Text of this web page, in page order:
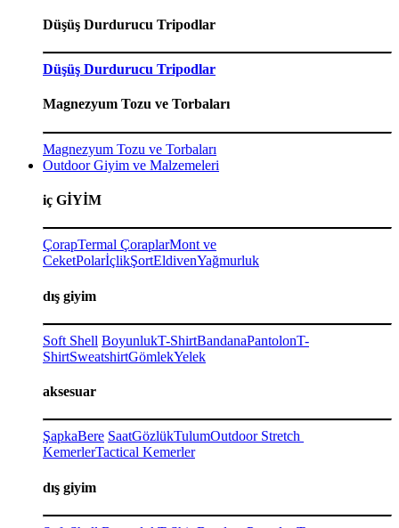
Düşüş Durdurucu Tripodlar
Düşüş Durdurucu Tripodlar
Magnezyum Tozu ve Torbaları
Magnezyum Tozu ve Torbaları
Outdoor Giyim ve Malzemeleri
iç GİYİM
ÇorapTermal ÇoraplarMont ve
CeketPolarİçlikŞortEldivenYağmurluk
dış giyim
Soft Shell BoyunlukT-ShirtBandanaPantolonT-
ShirtSweatshirtGömlekYelek
aksesuar
ŞapkaBere SaatGözlükTulumOutdoor Stretch
KemerlerTactical Kemerler
dış giyim